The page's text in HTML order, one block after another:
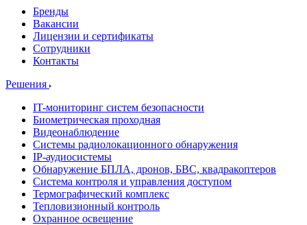
Бренды
Вакансии
Лицензии и сертификаты
Сотрудники
Контакты
Решения
IT-мониторинг систем безопасности
Биометрическая проходная
Видеонаблюдение
Системы радиолокационного обнаружения
IP-аудиосистемы
Обнаружение БПЛА, дронов, БВС, квадракоптеров
Система контроля и управления доступом
Термографический комплекс
Тепловизионный контроль
Охранное освещение